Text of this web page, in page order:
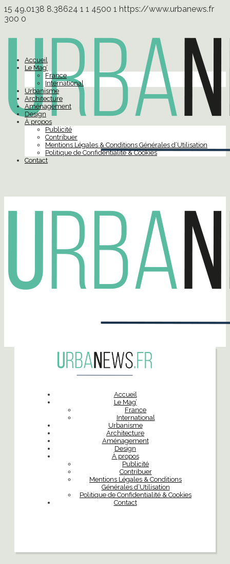
15 49.0138 8.38624 1 1 4500 1 https://www.urbanews.fr
300 0
Accueil
Le Mag’
France
International
Urbanisme
Architecture
Aménagement
Design
À propos
Publicité
Contribuer
Mentions Légales & Conditions Générales d’Utilisation
Politique de Confidentialité & Cookies
Contact
Accueil
Le Mag’
France
International
Urbanisme
Architecture
Aménagement
Design
À propos
Publicité
Contribuer
Mentions Légales & Conditions
Générales d’Utilisation
Politique de Confidentialité & Cookies
Contact